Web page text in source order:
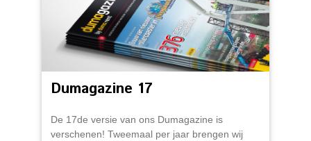
Dumagazine 17
De 17de versie van ons Dumagazine is
verschenen! Tweemaal per jaar brengen wij